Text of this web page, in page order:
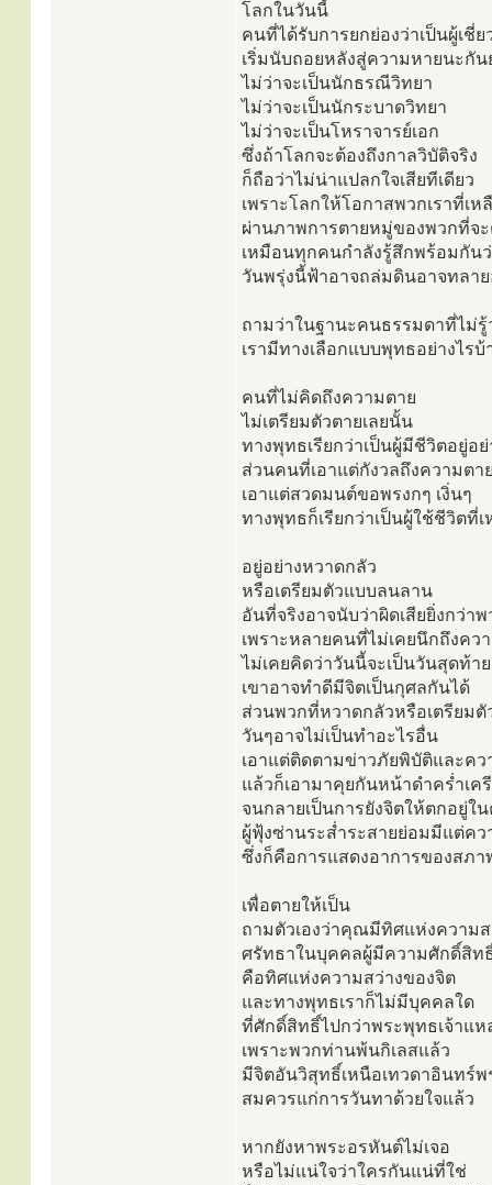
โลกในวันนี้
คนที่ได้รับการยกย่องว่าเป็นผู้เชี่
เริ่มนับถอยหลังสู่ความหายนะกั
ไม่ว่าจะเป็นนักธรณีวิทยา
ไม่ว่าจะเป็นนักระบาดวิทยา
ไม่ว่าจะเป็นโหราจารย์เอก
ซึ่งถ้าโลกจะต้องถึงกาลวิบัติจริง
ก็ถือว่าไม่น่าแปลกใจเสียทีเดียว
เพราะโลกให้โอกาสพวกเราที่เห
ผ่านภาพการตายหมู่ของพวกที่จ
เหมือนทุกคนกำลังรู้สึกพร้อมกัน
วันพรุ่งนี้ฟ้าอาจถล่มดินอาจทลา
ถามว่าในฐานะคนธรรมดาที่ไม่
เรามีทางเลือกแบบพุทธอย่างไรบ้
คนที่ไม่คิดถึงความตาย
ไม่เตรียมตัวตายเลยนั้น
ทางพุทธเรียกว่าเป็นผู้มีชีวิตอยู่อ
ส่วนคนที่เอาแต่กังวลถึงความตา
เอาแต่สวดมนต์ขอพรงกๆ เงิ่นๆ
ทางพุทธก็เรียกว่าเป็นผู้ใช้ชีวิตที่
อยู่อย่างหวาดกลัว
หรือเตรียมตัวแบบลนลาน
อันที่จริงอาจนับว่าผิดเสียยิ่งกว่า
เพราะหลายคนที่ไม่เคยนึกถึงคว
ไม่เคยคิดว่าวันนี้จะเป็นวันสุดท้าย
เขาอาจทำดีมีจิตเป็นกุศลกันได้
ส่วนพวกที่หวาดกลัวหรือเตรียม
วันๆอาจไม่เป็นทำอะไรอื่น
เอาแต่ติดตามข่าวภัยพิบัติและค
แล้วก็เอามาคุยกันหน้าดำคร่ำเค
จนกลายเป็นการยังจิตให้ตกอยู่ใ
ผู้ฟุ้งซ่านระส่ำระสายย่อมมีแต่ค
ซึ่งก็คือการแสดงอาการของสภา
เพื่อตายให้เป็น
ถามตัวเองว่าคุณมีทิศแห่งความส
ศรัทธาในบุคคลผู้มีความศักดิ์สิท
คือทิศแห่งความสว่างของจิต
และทางพุทธเราก็ไม่มีบุคคลใด
ที่ศักดิ์สิทธิ์ไปกว่าพระพุทธเจ้าแห
เพราะพวกท่านพ้นกิเลสแล้ว
มีจิตอันวิสุทธิ์เหนือเทวดาอินทร์
สมควรแก่การวันทาด้วยใจแล้ว
หากยังหาพระอรหันต์ไม่เจอ
หรือไม่แน่ใจว่าใครกันแน่ที่ใช่